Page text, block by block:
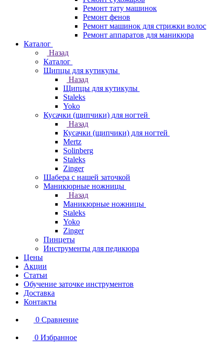
Ремонт тату машинок
Ремонт фенов
Ремонт машинок для стрижки волос
Ремонт аппаратов для маникюра
Каталог
Назад
Каталог
Щипцы для кутикулы
Назад
Щипцы для кутикулы
Staleks
Yoko
Кусачки (щипчики) для ногтей
Назад
Кусачки (щипчики) для ногтей
Mertz
Solinberg
Staleks
Zinger
Шабера с нашей заточкой
Маникюрные ножницы
Назад
Маникюрные ножницы
Staleks
Yoko
Zinger
Пинцеты
Инструменты для педикюра
Цены
Акции
Статьи
Обучение заточке инструментов
Доставка
Контакты
0 Сравнение
0 Избранное